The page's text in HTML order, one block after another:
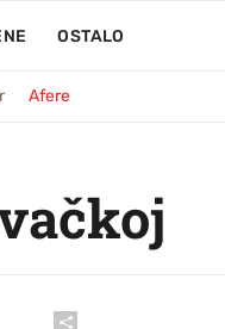
OSTALO
Afere